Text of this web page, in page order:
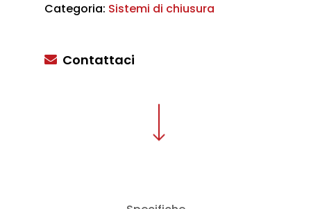
Categoria: Sistemi di chiusura
Contattaci